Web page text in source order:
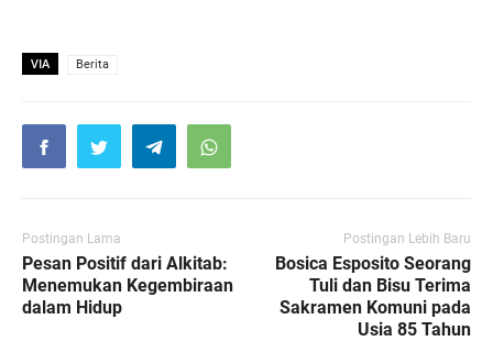
VIA Berita
Postingan Lama
Pesan Positif dari Alkitab:
Menemukan Kegembiraan
dalam Hidup
Postingan Lebih Baru
Bosica Esposito Seorang
Tuli dan Bisu Terima
Sakramen Komuni pada
Usia 85 Tahun